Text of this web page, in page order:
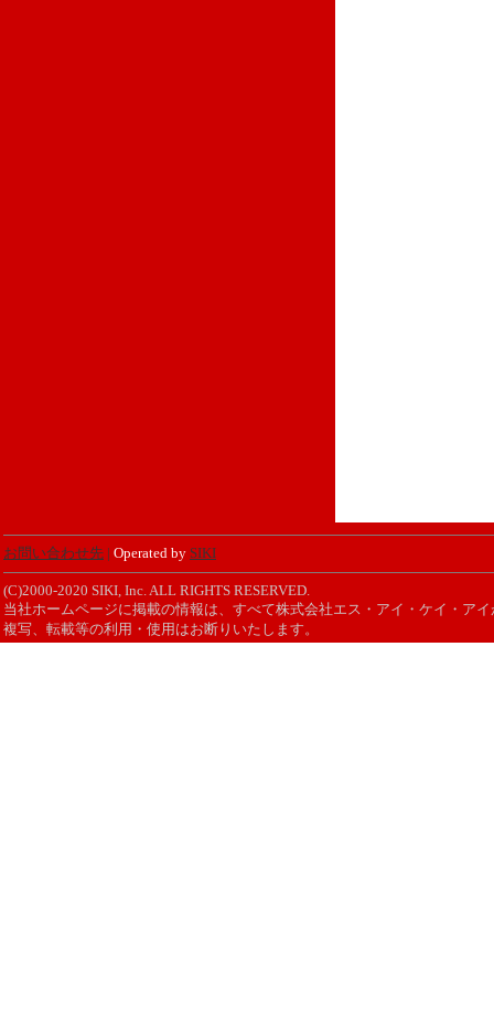
お問い合わせ先 Operated by SIKI
(C)2000-2020 SIKI, Inc. ALL RIGHTS RESERVED.
当社ホームページに掲載の情報は、すべて株式会社エス・アイ・ケイ・ア
複写、転載等の利用・使用はお断りいたします。